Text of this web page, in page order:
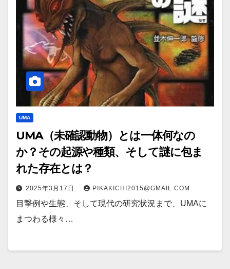
UMA
UMA（未確認動物）とは一体何なの
か？その起源や種類、そして謎に包ま
れた存在とは？
2025年3月17日 PIKAKICHI2015@GMAIL.COM
目撃例や生態、そして現代の研究状況まで、UMAに
まつわる様々…